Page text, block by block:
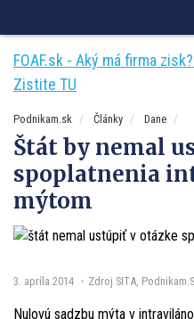
FOAF.sk - Aký má firma
Zistite TU
Podnikam.sk Články Dane
Štát by nemal
spoplatnenia
mýtom
3. apríla 2014 Zdroj SITA,
Nulovú sadzbu mýta v